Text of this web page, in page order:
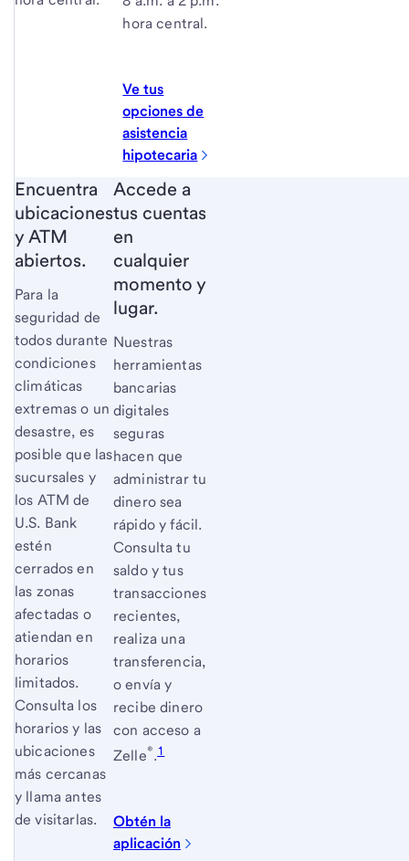
hora central.
Ve tus
opciones de
asistencia
hipotecaria
Encuentra
ubicaciones
y ATM
abiertos.
Para la
seguridad de
todos durante
condiciones
climáticas
extremas o un
desastre, es
posible que las
sucursales y
los ATM de
U.S. Bank
estén
cerrados en
las zonas
afectadas o
atiendan en
horarios
limitados.
Consulta los
horarios y las
ubicaciones
más cercanas
y llama antes
de visitarlas.
Accede a
tus cuentas
en
cualquier
momento y
lugar.
Nuestras
herramientas
bancarias
digitales
seguras
hacen que
administrar tu
dinero sea
rápido y fácil.
Consulta tu
saldo y tus
transacciones
recientes,
realiza una
transferencia,
o envía y
recibe dinero
con acceso a
Zelle®.1
Obtén la
aplicación